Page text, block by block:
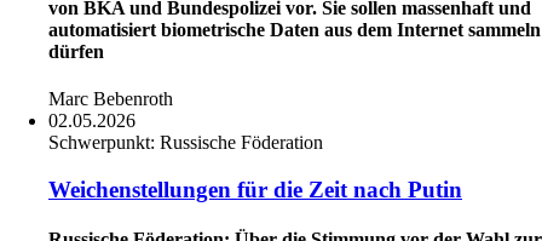
von BKA und Bundespolizei vor. Sie sollen massenhaft und
automatisiert biometrische Daten aus dem Internet sammeln
dürfen
Marc Bebenroth
02.05.2026
Schwerpunkt: Russische Föderation
Weichenstellungen für die Zeit nach Putin